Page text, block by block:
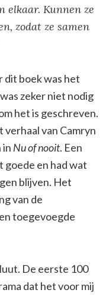
elkaar. Kunnen ze
zodat ze samen
dit boek was het
zeker niet nodig
het is geschreven.
verhaal van Camryn
in Nu of nooit. Een
goede en had wat
blijven. Het
van de
toegevoegde
De eerste 100
dat het voor mij